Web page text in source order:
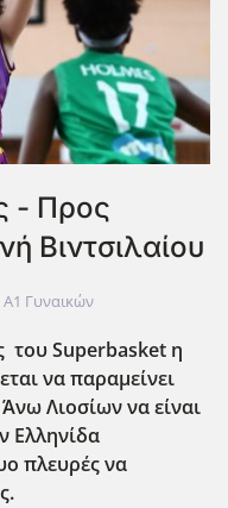
- Προς
Βιντσιλαίου
Α1 Γυναικών
Superbasket η
να παραμείνει
Λιοσίων να είναι
Ελληνίδα
πλευρές να